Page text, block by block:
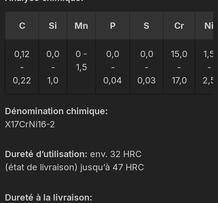
C Si Mn P S Cr Ni
0,12
-
0,22
0,0
-
1,0
0 -
1,5
0,0
-
0,04
0,0
-
0,03
15,0
-
17,0
1,5
-
2,5
Dénomination chimique:
X17CrNi16-2
Dureté d’utilisation: env. 32 HRC
(état de livraison) jusqu’à 47 HRC
Dureté à la livraison: